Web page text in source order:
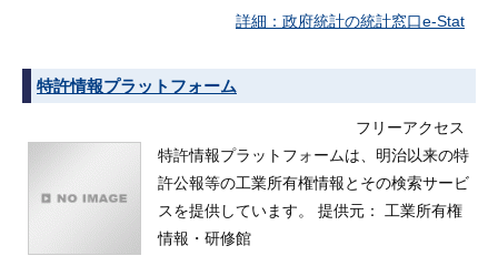
政府統計の統計窓口e-Stat
特許情報プラットフォーム
フリーアクセス
特許情報プラットフォームは、明治以来の特
許公報等の工業所有権情報とその検索サービ
スを提供しています。 提供元： 工業所有権
情報・研修館